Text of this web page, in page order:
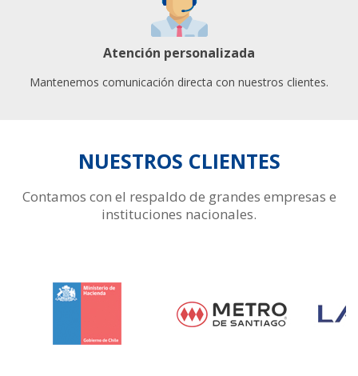
Atención personalizada
Mantenemos comunicación directa con nuestros clientes.
NUESTROS CLIENTES
Contamos con el respaldo de grandes empresas e
instituciones nacionales.